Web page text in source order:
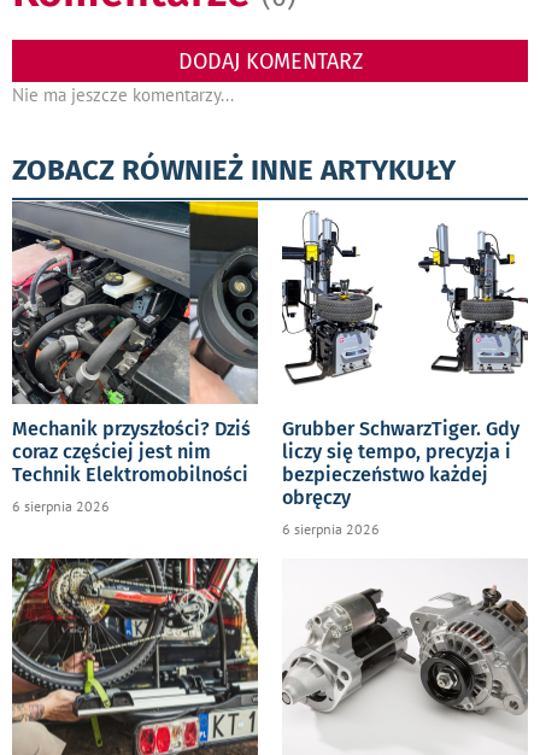
DODAJ KOMENTARZ
Nie ma jeszcze komentarzy...
ZOBACZ RÓWNIEŻ INNE ARTYKUŁY
Mechanik przyszłości? Dziś
coraz częściej jest nim
Technik Elektromobilności
6 sierpnia 2026
Grubber SchwarzTiger. Gdy
liczy się tempo, precyzja i
bezpieczeństwo każdej
obręczy
6 sierpnia 2026